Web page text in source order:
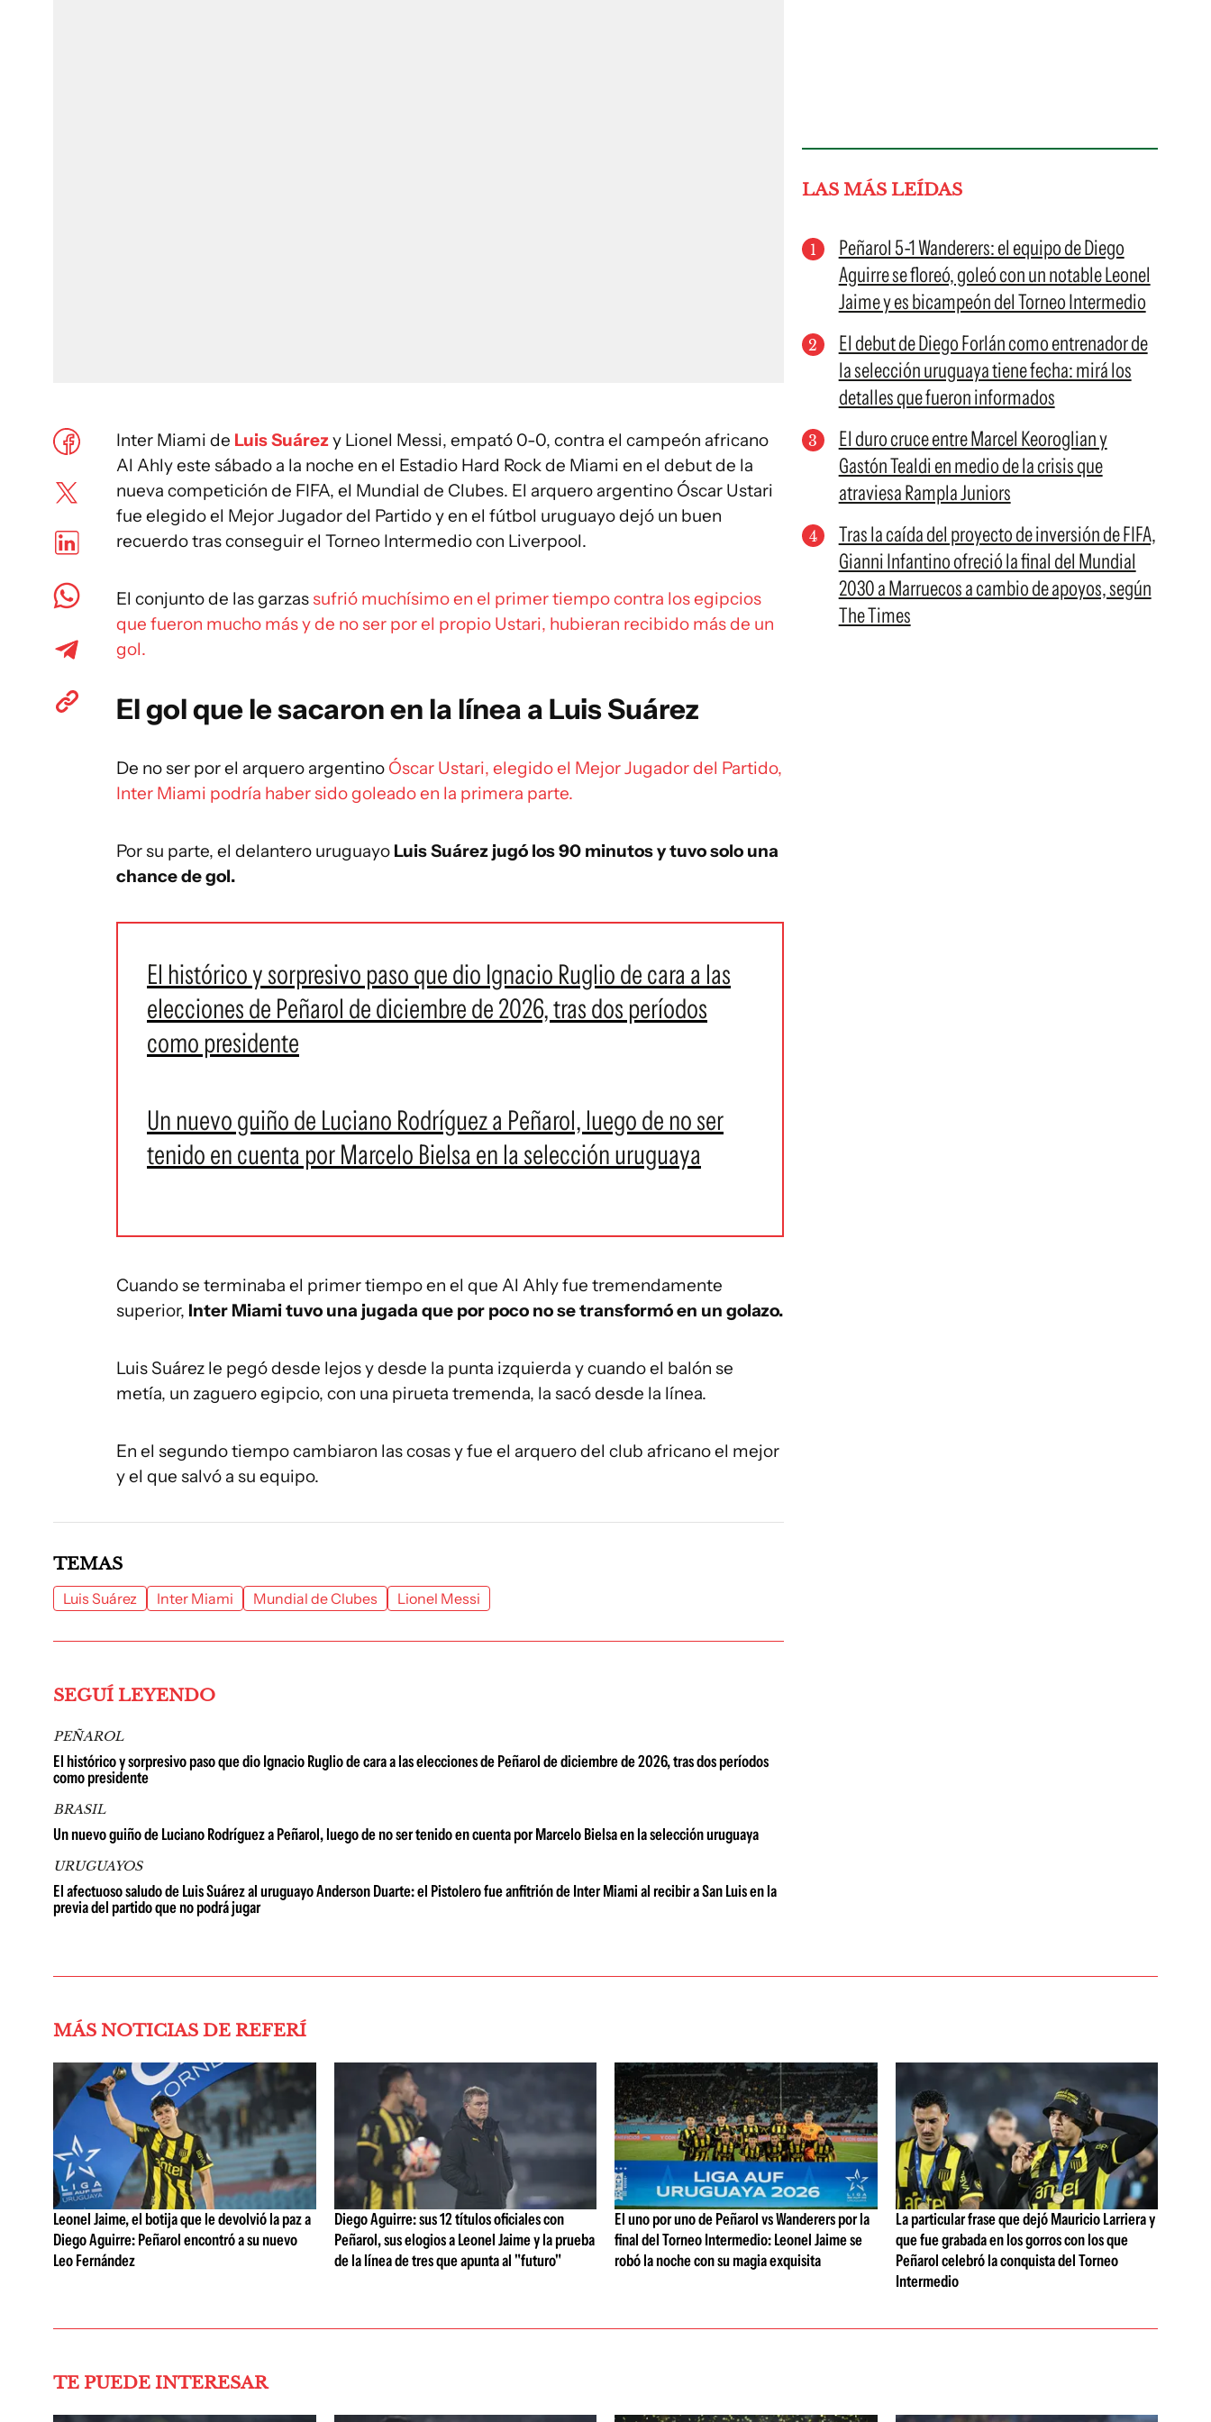
Inter Miami de Luis Suárezy Lionel Messi, empató 0-0, contra el campeón africano
Al Ahly este sábado a la noche en el Estadio Hard Rock de Miami en el debut de la
nueva competición de FIFA, el Mundial de Clubes. El arquero argentino Óscar Ustari
fue elegido el Mejor Jugador del Partido y en el fútbol uruguayo dejó un buen
recuerdo tras conseguir el Torneo Intermedio con Liverpool.
El conjunto de las garzassufrió muchísimo en el primer tiempo contra los egipcios
que fueron mucho más y de no ser por el propio Ustari, hubieran recibido más de un
gol.
El gol que le sacaron en la línea a Luis Suárez
De no ser por el arquero argentino Óscar Ustari, elegido el Mejor Jugador del Partido,
Inter Miami podría haber sido goleado en la primera parte.
Por su parte, el delantero uruguayo Luis Suárez jugó los 90 minutos y tuvo solo una
chance de gol.
El histórico y sorpresivo paso que dio Ignacio Ruglio de cara a las
elecciones de Peñarol de diciembre de 2026, tras dos períodos
como presidente
Un nuevo guiño de Luciano Rodríguez a Peñarol, luego de no ser
tenido en cuenta por Marcelo Bielsa en la selección uruguaya
Cuando se terminaba el primer tiempo en el que Al Ahly fue tremendamente
superior, Inter Miami tuvo una jugada que por poco no se transformó en un golazo.
Luis Suárez le pegó desde lejos y desde la punta izquierda y cuando el balón se
metía, un zaguero egipcio, con una pirueta tremenda, la sacó desde la línea.
En el segundo tiempo cambiaron las cosas y fue el arquero del club africano el mejor
y el que salvó a su equipo.
LAS MÁS LEÍDAS
Peñarol 5-1 Wanderers: el equipo de Diego
Aguirre se floreó, goleó con un notable Leonel
Jaime y es bicampeón del Torneo Intermedio
El debut de Diego Forlán como entrenador de
la selección uruguaya tiene fecha: mirá los
detalles que fueron informados
El duro cruce entre Marcel Keoroglian y
Gastón Tealdi en medio de la crisis que
atraviesa Rampla Juniors
Tras la caída del proyecto de inversión de FIFA,
Gianni Infantino ofreció la final del Mundial
2030 a Marruecos a cambio de apoyos, según
The Times
TEMAS
Luis Suárez Inter Miami Mundial de Clubes Lionel Messi
SEGUÍ LEYENDO
PEÑAROL
El histórico y sorpresivo paso que dio Ignacio Ruglio de cara a las elecciones de Peñarol de diciembre de 2026, tras dos períodos
como presidente
BRASIL
Un nuevo guiño de Luciano Rodríguez a Peñarol, luego de no ser tenido en cuenta por Marcelo Bielsa en la selección uruguaya
URUGUAYOS
El afectuoso saludo de Luis Suárez al uruguayo Anderson Duarte: el Pistolero fue anfitrión de Inter Miami al recibir a San Luis en la
previa del partido que no podrá jugar
MÁS NOTICIAS DE REFERÍ
Leonel Jaime, el botija que le devolvió la paz a
Diego Aguirre: Peñarol encontró a su nuevo
Leo Fernández
Diego Aguirre: sus 12 títulos oficiales con
Peñarol, sus elogios a Leonel Jaime y la prueba
de la línea de tres que apunta al "futuro"
El uno por uno de Peñarol vs Wanderers por la
final del Torneo Intermedio: Leonel Jaime se
robó la noche con su magia exquisita
La particular frase que dejó Mauricio Larriera y
que fue grabada en los gorros con los que
Peñarol celebró la conquista del Torneo
Intermedio
TE PUEDE INTERESAR